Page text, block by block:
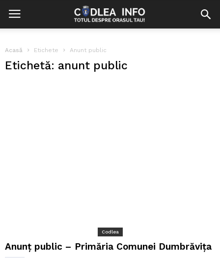
Acasă Etichete Anunt public
Etichetă: anunt public
Codlea
Anunț public – Primăria Comunei Dumbrăvița